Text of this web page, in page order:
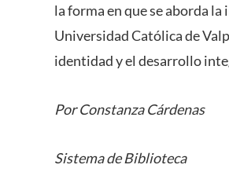
la forma en que se aborda
Universidad Católica de
identidad y el desarrollo
Por Constanza Cárdenas
Sistema de Biblioteca